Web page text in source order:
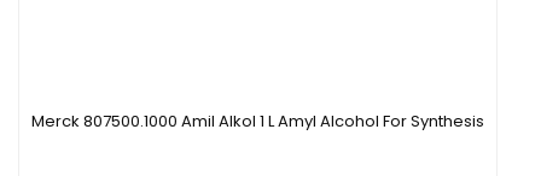
Merck 807500.1000 Amil Alkol 1 L Amyl Alcohol For Synthesis